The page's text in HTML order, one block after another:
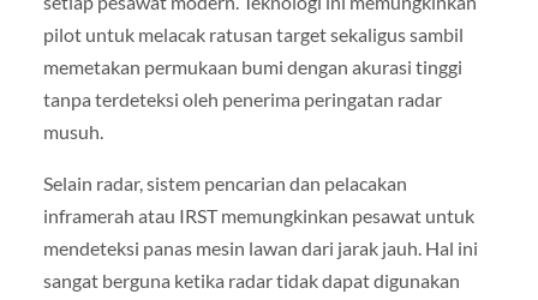
pilot untuk melacak ratusan target sekaligus sambil
memetakan permukaan bumi dengan akurasi tinggi
tanpa terdeteksi oleh penerima peringatan radar
musuh.
Selain radar, sistem pencarian dan pelacakan
inframerah atau IRST memungkinkan pesawat untuk
mendeteksi panas mesin lawan dari jarak jauh. Hal ini
sangat berguna ketika radar tidak dapat digunakan